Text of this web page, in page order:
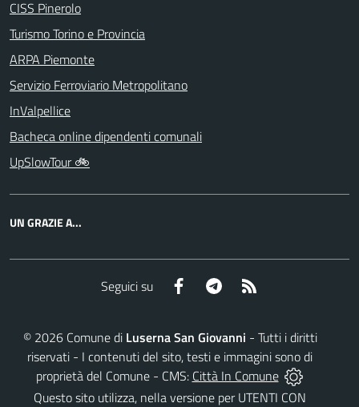
CISS Pinerolo
Turismo Torino e Provincia
ARPA Piemonte
Servizio Ferroviario Metropolitano
InValpellice
Bacheca online dipendenti comunali
UpSlowTour 🚲
UN GRAZIE A...
Seguici su Facebook Telegram
© 2026Comune di Luserna San Giovanni - Tutti i diritti
riservati - I contenuti del sito, testi e immagini sono di
proprietà del Comune - CMS: Città In Comune
Questo sito utilizza, nella versione per UTENTI CON